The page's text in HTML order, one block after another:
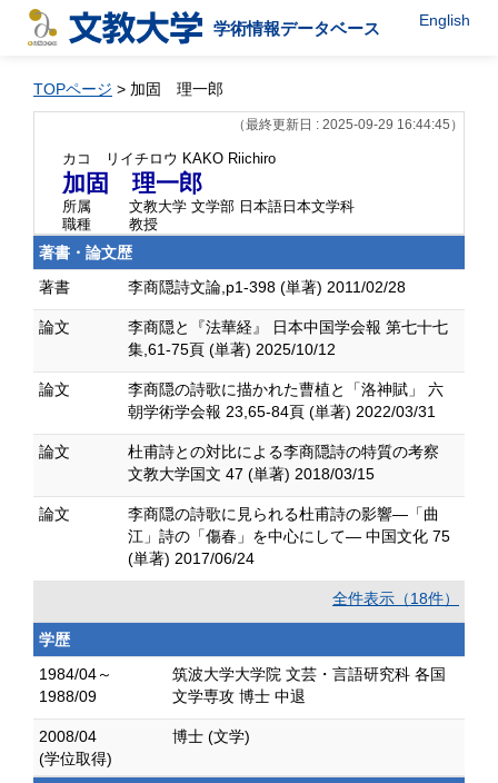
学術情報データベース English
TOPページ > 加固 理一郎
（最終更新日 : 2025-09-29 16:44:45）
カコ リイチロウ KAKO Riichiro
加固 理一郎
所属
文教大学 文学部 日本語日本文学科
職種
教授
著書・論文歴
著書
李商隠詩文論,p1-398 (単著) 2011/02/28
論文
李商隠と『法華経』 日本中国学会報 第七十七
集,61-75頁 (単著) 2025/10/12
論文
李商隠の詩歌に描かれた曹植と「洛神賦」 六
朝学術学会報 23,65-84頁 (単著) 2022/03/31
論文
杜甫詩との対比による李商隠詩の特質の考察
文教大学国文 47 (単著) 2018/03/15
論文
李商隠の詩歌に見られる杜甫詩の影響―「曲
江」詩の「傷春」を中心にして― 中国文化 75
(単著) 2017/06/24
全件表示（18件）
学歴
1984/04～
1988/09
筑波大学大学院 文芸・言語研究科 各国
文学専攻 博士 中退
2008/04
(学位取得)
博士 (文学)